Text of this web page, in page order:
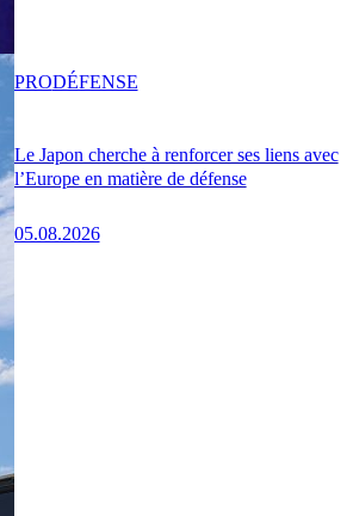
Le Japon cherche à renforcer ses liens avec
l’Europe en matière de défense
05.08.2026
PRODÉFENSE